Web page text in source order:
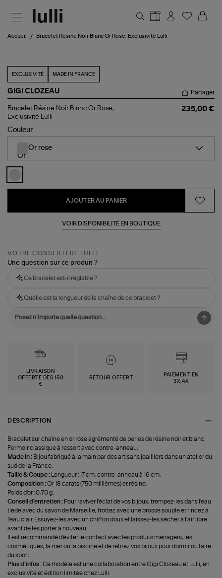
Accueil Bracelet Résine Noir Blanc Or Rose, Exclusivité Lulli
EXCLUSIVITÉ MADE IN FRANCE
GIGI CLOZEAU
Bracelet
Résine
Blanc
Or
Exclusivité
Lulli
Partager
Bracelet Résine Noir Blanc Or Rose,
Exclusivité Lulli
235,00 €
Couleur
Or rose
AJOUTER AU PANIER
VOIR DISPONIBILITÉ EN BOUTIQUE
VOTRE CONSEILLÈRE LULLI
Une question sur ce produit ?
Ce bracelet est-il réglable ?
Quelle est la longueur de la chaîne de ce bracelet ?
LIVRAISON
OFFERTE DÈS 150
€
RETOUR OFFERT
PAIEMENT EN
3X,4X
DESCRIPTION
Bracelet sur chaîne en or rose agrémenté de perles de résine noir et blanc.
Fermoir classique à ressort avec contre-anneau.
Made in : Bijou fabriqué à la main par des artisans joailliers dans un atelier du
sud de la France.
Taille & Coupe :
Longueur : 17 cm, contre-anneau à 16 cm.
Composition :Or 18 carats (750 millièmes) et résine.
Poids d'or : 0,70 g.
Conseil d'entretien : Pour raviver l'éclat de vos bijoux, trempez-les dans l'eau
tiède avec du savon de Marseille, frottez avec une brosse souple et rincez à
l'eau clair. Essuyez-les avec un chiffon doux et laissez-les sécher à l'air libre
avant de les porter à nouveau.
Il est recommandé d'éviter le contact avec les produits ménagers, les
cosmétiques, la mer ou la piscine et de retirez vos bijoux pour dormir ou faire
du sport.
Plus d'infos :Ce modèle est une collaboration entre Gigi Clozeau et Lulli, en
exclusivité et édition limitée chez Lulli.